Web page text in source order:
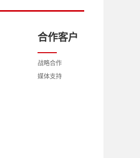
合作客户
战略合作
媒体支持